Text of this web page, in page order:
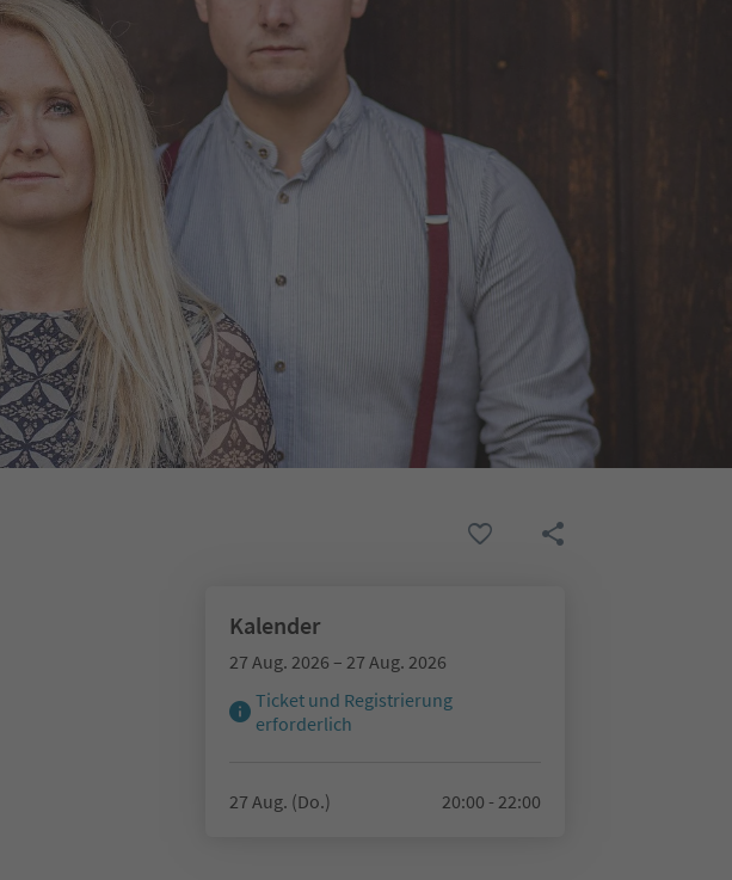
Kalender
27 Aug. 2026 – 27 Aug. 2026
Ticket und Registrierung
erforderlich
27 Aug. (Do.) 20:00 - 22:00